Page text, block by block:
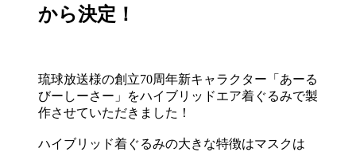
から決定！
琉球放送様の創立70周年新キャラクター「あーる
びーしーさー」をハイブリッドエア着ぐるみで製
作させていただきました！
ハイブリッド着ぐるみの大きな特徴はマスクは